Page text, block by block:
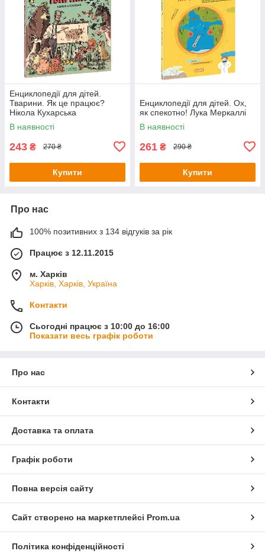
Енциклопедії для дітей.
Тварини. Як це працює?
Нікола Кухарська
В наявності
243 ₴ 270 ₴
Купити
Енциклопедії для дітей. Ох,
як спекотно! Лука Меркаллі
В наявності
261 ₴ 290 ₴
Купити
Про нас
100% позитивних з 134 відгуків за рік
Працює з 12.11.2015
м. Харків
Харків, Харків, Україна
Контакти
Сьогодні працює з 10:00 до 16:00
Показати весь графік роботи
Про нас
Контакти
Доставка та оплата
Графік роботи
Повна версія сайту
Сайт створено на маркетплейсі Prom.ua
Політика конфіденційності